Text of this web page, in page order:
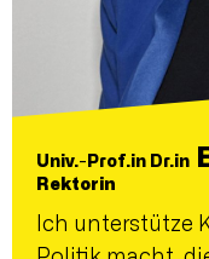
Univ.-Prof.in Dr.in
Rektorin
Ich unterstütze